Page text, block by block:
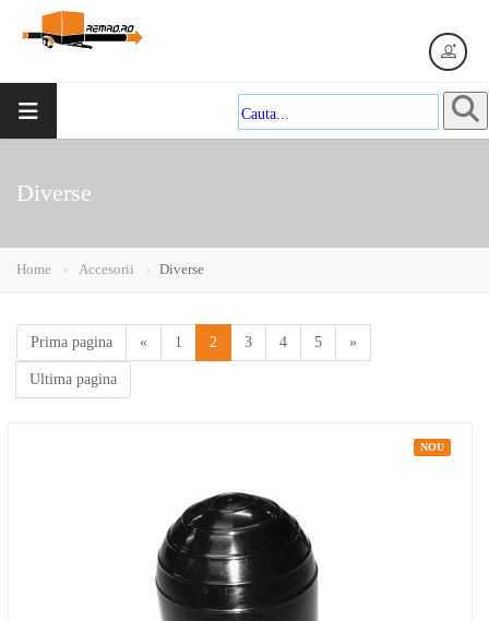
Diverse
Home Accesorii Diverse
Prima pagina « 1 2 (current)
3 4 5 »
Ultima pagina
NOU